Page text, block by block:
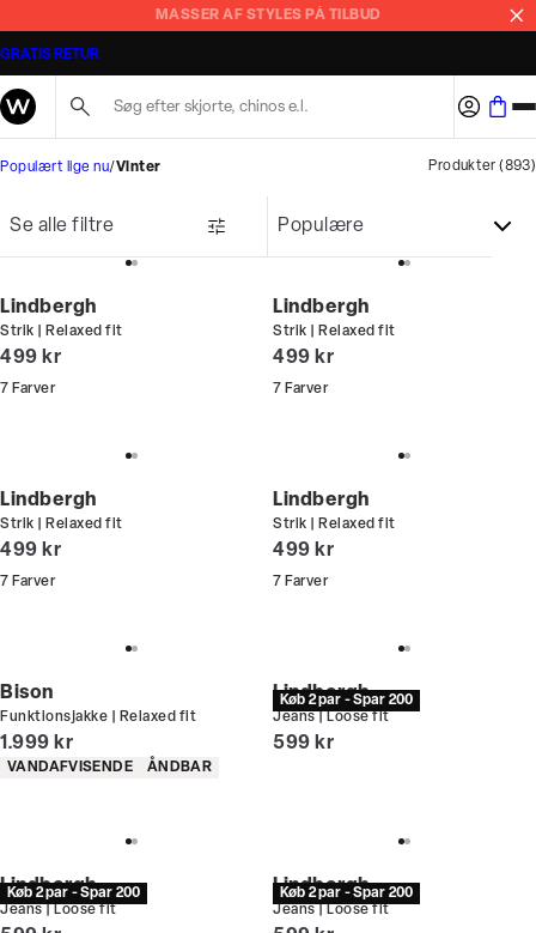
MASSER AF STYLES PÅ TILBUD
GRATIS RETUR
Populært lige nu Vinter Produkter (893)
Se alle filtre
Lindbergh
Strik | Relaxed fit
I alt (inkl. rabat)
499 kr
7 Farver
Lindbergh
Strik | Relaxed fit
I alt (inkl. rabat)
499 kr
7 Farver
Lindbergh
Strik | Relaxed fit
I alt (inkl. rabat)
499 kr
7 Farver
Lindbergh
Strik | Relaxed fit
I alt (inkl. rabat)
499 kr
7 Farver
Bison
Funktionsjakke | Relaxed fit
I alt (inkl. rabat)
1.999 kr
Produkt egenskaber
VANDAFVISENDE ÅNDBAR
Køb 2 par - Spar 200
Lindbergh
Jeans | Loose fit
I alt (inkl. rabat)
599 kr
Køb 2 par - Spar 200
Lindbergh
Jeans | Loose fit
Køb 2 par - Spar 200
Lindbergh
Jeans | Loose fit